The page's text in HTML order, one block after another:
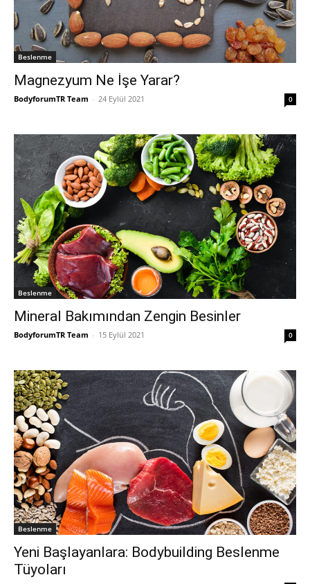
Beslenme
Magnezyum Ne İşe Yarar?
BodyforumTR Team - 24 Eylül 2021 0
Beslenme
Mineral Bakımından Zengin Besinler
BodyforumTR Team - 15 Eylül 2021 0
Beslenme
Yeni Başlayanlara: Bodybuilding Beslenme
Tüyoları